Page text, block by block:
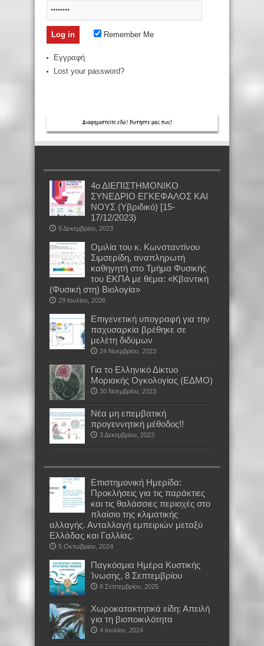
Remember Me
Εγγραφή
Lost your password?
4ο ΔΙΕΠΙΣΤΗΜΟΝΙΚΟ
ΣΥΝΕΔΡΙΟ ΕΓΚΕΦΑΛΟΣ ΚΑΙ
ΝΟΥΣ (Υβριδικό) [15-
17/12/2023)
9 Δεκεμβρίου, 2023
Oμιλία του κ. Κωνσταντίνου
Σιμσερίδη, αναπληρωτή
καθηγητή στο Τμήμα Φυσικής
του ΕΚΠΑ με θέμα: «Κβαντική
(Φυσική στη) Βιολογία»
29 Ιουλίου, 2026
Επιγενετική υπογραφή για την
παχυσαρκία βρέθηκε σε
μελέτη διδύμων
24 Νοεμβρίου, 2023
Για το Ελληνικό Δίκτυο
Μοριακής Ογκολογίας (ΕΔΜΟ)
30 Νοεμβρίου, 2023
Νέα μη επεμβατική
προγεννητική μέθοδος!!
3 Δεκεμβρίου, 2023
Επιστημονική Ημερίδα:
Προκλήσεις για τις παράκτιες
και τις θαλάσσιες περιοχές στο
πλαίσιο της κλιματικής
αλλαγής. Ανταλλαγή εμπειριών μεταξύ
Ελλάδας και Γαλλίας.
5 Οκτωβρίου, 2024
Παγκόσμια Ημέρα Κυστικής
Ίνωσης, 8 Σεπτεμβρίου
8 Σεπτεμβρίου, 2025
Χωροκατακτητικά είδη: Απειλή
για τη βιοποικιλότητα
4 Ιουλίου, 2024